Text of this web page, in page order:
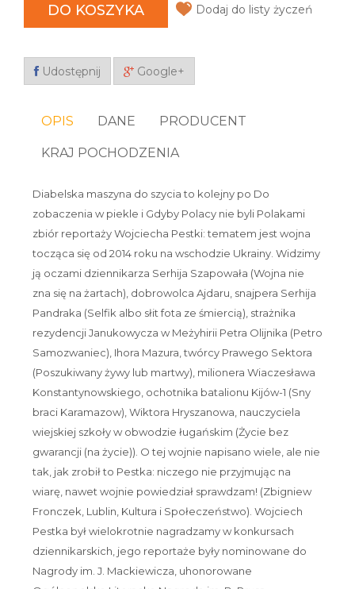
DO KOSZYKA Dodaj do listy życzeń
Udostępnij Google+
OPIS DANE PRODUCENT
KRAJ POCHODZENIA
Diabelska maszyna do szycia to kolejny po Do
zobaczenia w piekle i Gdyby Polacy nie byli Polakami
zbiór reportaży Wojciecha Pestki: tematem jest wojna
tocząca się od 2014 roku na wschodzie Ukrainy. Widzimy
ją oczami dziennikarza Serhija Szapowała (Wojna nie
zna się na żartach), dobrowolca Ajdaru, snajpera Serhija
Pandraka (Selfik albo słit fota ze śmiercią), strażnika
rezydencjiJanukowycza w Meżyhirii Petra Olijnika (Petro
Samozwaniec), Ihora Mazura, twórcy Prawego Sektora
(Poszukiwany żywy lub martwy), milionera Wiaczesława
Konstantynowskiego, ochotnika batalionu Kijów-1 (Sny
braci Karamazow), Wiktora Hryszanowa, nauczyciela
wiejskiej szkoły w obwodzie ługańskim (Życie bez
gwarancji (na życie)). O tej wojnie napisano wiele, ale nie
tak, jak zrobił to Pestka: niczego nie przyjmując na
wiarę, nawet wojnie powiedział sprawdzam! (Zbigniew
Fronczek, Lublin, Kultura i Społeczeństwo). Wojciech
Pestka był wielokrotnie nagradzamy w konkursach
dziennikarskich, jego reportaże były nominowane do
Nagrody im. J. Mackiewicza, uhonorowane